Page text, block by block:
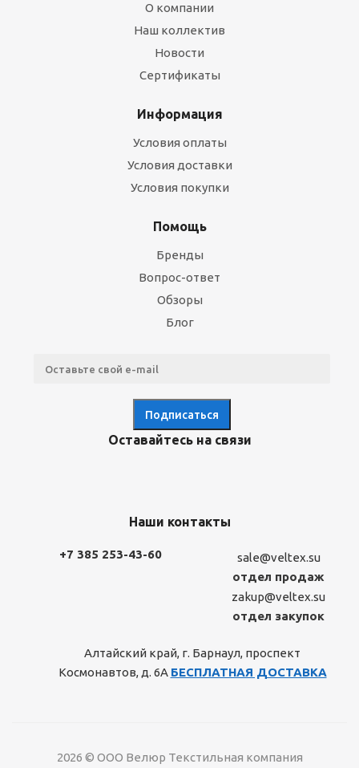
О компании
Наш коллектив
Новости
Сертификаты
Информация
Условия оплаты
Условия доставки
Условия покупки
Помощь
Бренды
Вопрос-ответ
Обзоры
Блог
Оставайтесь на связи
Наши контакты
+7 385 253-43-60
sale@veltex.su
отдел продаж
zakup@veltex.su
отдел закупок
Алтайский край, г. Барнаул, проспект
Космонавтов, д. 6А БЕСПЛАТНАЯ ДОСТАВКА
2026 © ООО Велюр Текстильная компания